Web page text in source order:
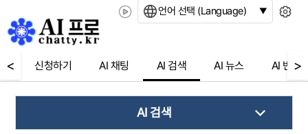
< 신청하기 AI 채팅 AI 검색 AI 뉴스 AI 번역
>
AI 검색
언어 선택 (Language)